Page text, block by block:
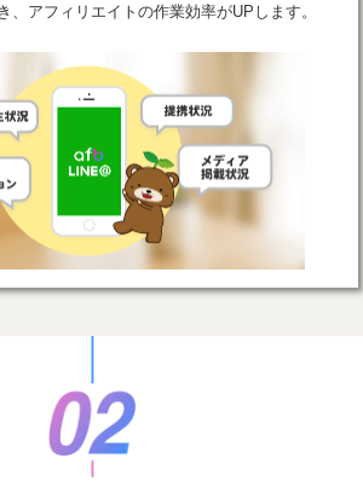
、アフィリエイトの作業効率がUPします。